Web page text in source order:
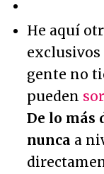
He aquí
gente no
pueden
De lo más
nunca a